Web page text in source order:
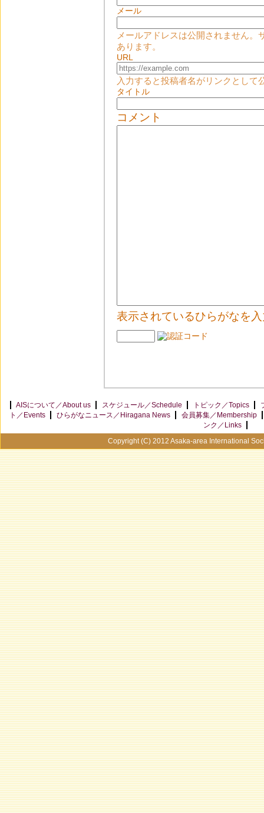
メール
メールアドレスは公開されません
あります。
URL
入力すると投稿者名がリンクとして
タイトル
コメント
表示されているひらがなを
AISについて／About us スケジュール／Schedule トピック／Topics
ト／Events
ひらがなニュース／Hiragana News
会員募集／Membership
ンク／Links
Copyright (C) 2012 Asaka-area International